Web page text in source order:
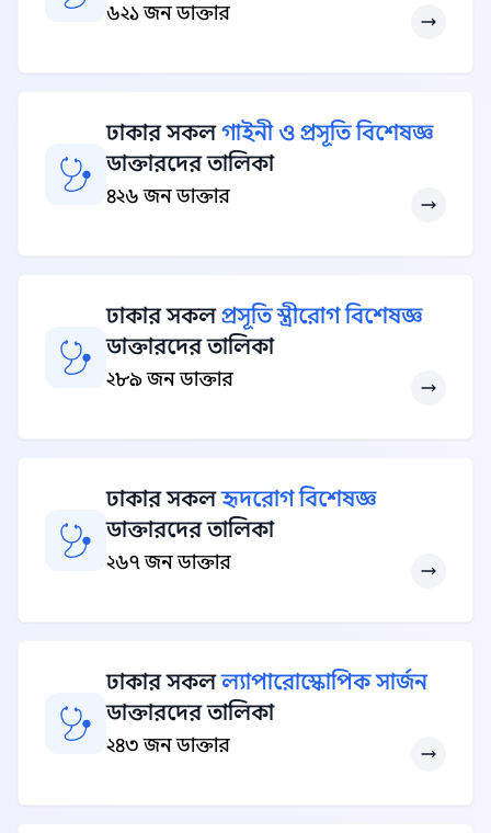
৬২১ জন ডাক্তার
ঢাকার সকলগাইনী ও প্রসূতি বিশেষজ্ঞ
ডাক্তারদের তালিকা
৪২৬ জন ডাক্তার
ঢাকার সকলপ্রসূতি স্ত্রীরোগ বিশেষজ্ঞ
ডাক্তারদের তালিকা
২৮৯ জন ডাক্তার
ঢাকার সকলহৃদরোগ বিশেষজ্ঞ
ডাক্তারদের তালিকা
২৬৭ জন ডাক্তার
ঢাকার সকলল্যাপারোস্কোপিক সার্জন
ডাক্তারদের তালিকা
২৪৩ জন ডাক্তার